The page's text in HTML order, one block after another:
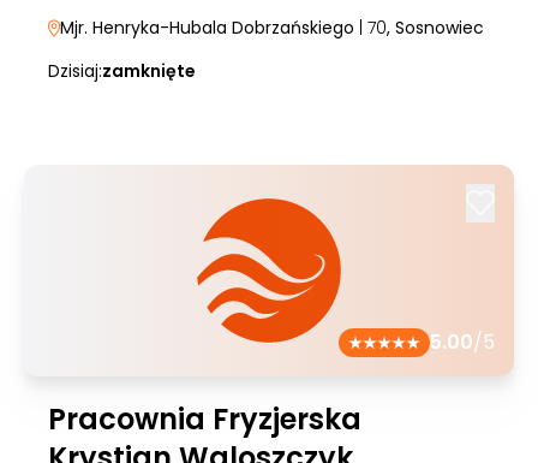
Mjr. Henryka-Hubala Dobrzańskiego | 70, Sosnowiec
Dzisiaj:zamknięte
5.00/5
Pracownia Fryzjerska